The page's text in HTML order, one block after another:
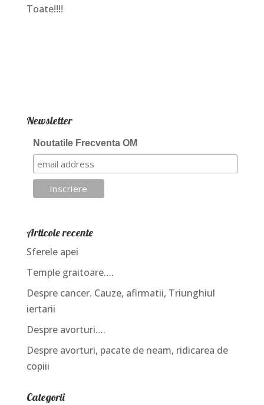
Toate!!!!
Newsletter
Noutatile Frecventa OM
Articole recente
Sferele apei
Temple graitoare….
Despre cancer. Cauze, afirmatii, Triunghiul
iertarii
Despre avorturi….
Despre avorturi, pacate de neam, ridicarea de
copiii
Categorii